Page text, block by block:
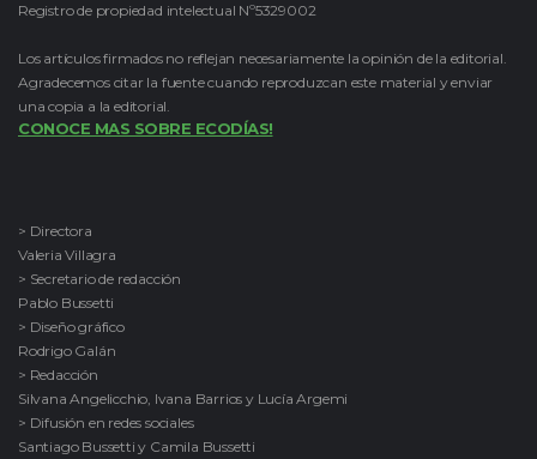
Registro de propiedad intelectual Nº5329002
Los artículos firmados no reflejan necesariamente la opinión de la editorial.
Agradecemos citar la fuente cuando reproduzcan este material y enviar
una copia a la editorial.
CONOCE MAS SOBRE ECODÍAS!
> Directora
Valeria Villagra
> Secretario de redacción
Pablo Bussetti
> Diseño gráfico
Rodrigo Galán
> Redacción
Silvana Angelicchio, Ivana Barrios y Lucía Argemi
> Difusión en redes sociales
Santiago Bussetti y Camila Bussetti